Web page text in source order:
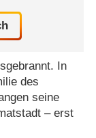
In
des
seine
– erst